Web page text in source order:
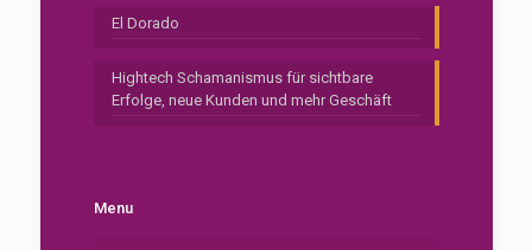
El Dorado
Hightech Schamanismus für sichtbare
Erfolge, neue Kunden und mehr Geschäft
Menu